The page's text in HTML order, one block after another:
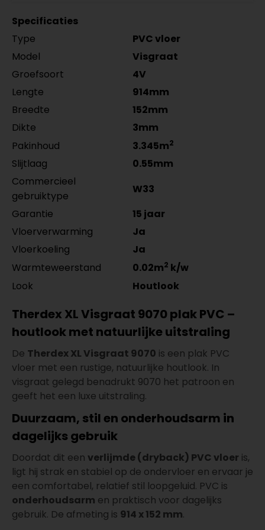
5555.0725.19
per lengte: mm, € 16,95 p/st
MDF plinten 12 cm
RAL9016 gelakt 5554.1211.19
per lengte: mm, € 21,95 p/st
Specificaties
Type
PVC vloer
Model
Visgraat
Groefsoort
4V
Lengte
914mm
Breedte
152mm
Dikte
3mm
Pakinhoud
3.345m2
Slijtlaag
0.55mm
Commercieel
gebruiktype
W33
Garantie
15 jaar
Vloerverwarming
Ja
Vloerkoeling
Ja
Warmteweerstand
0.02m2 k/w
Look
Houtlook
Therdex XL Visgraat 9070 plak PVC –
houtlook met natuurlijke uitstraling
De Therdex XL Visgraat 9070 is een plak PVC
vloer met een rustige, natuurlijke houtlook. In
visgraat gelegd benadrukt 9070 het patroon en
geeft het een luxe uitstraling.
Duurzaam, stil en onderhoudsarm in
dagelijks gebruik
Doordat dit een verlijmde (dryback) PVC vloer is,
ligt hij strak en stabiel op de ondervloer en ervaar je
een comfortabel, relatief stil loopgeluid. PVC is
onderhoudsarm en praktisch voor dagelijks
gebruik. De afmeting is 914 x 152 mm.